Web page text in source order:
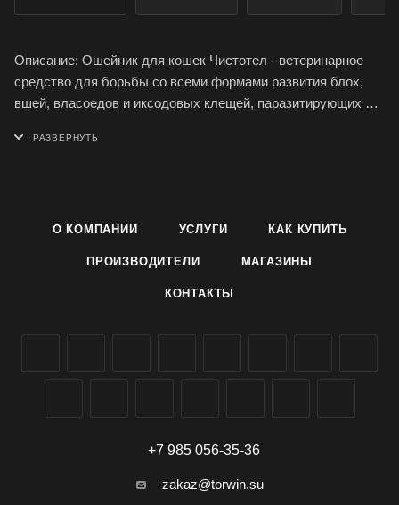
Описание: Ошейник для кошек Чистотел - ветеринарное
средство для борьбы со всеми формами развития блох,
вшей, власоедов и иксодовых клещей, паразитирующих на
протяжении длительного времени (2-4 месяца
Применение: Ошейник от блох и клещей Чистотел следует
ошейником и шеей животного оставался промежуток 1-1,5
средствами. Перед применением ознакомиться с
О КОМПАНИИ УСЛУГИ КАК КУПИТЬ
ПРОИЗВОДИТЕЛИ МАГАЗИНЫ
КОНТАКТЫ
+7 985 056-35-36
zakaz@torwin.su